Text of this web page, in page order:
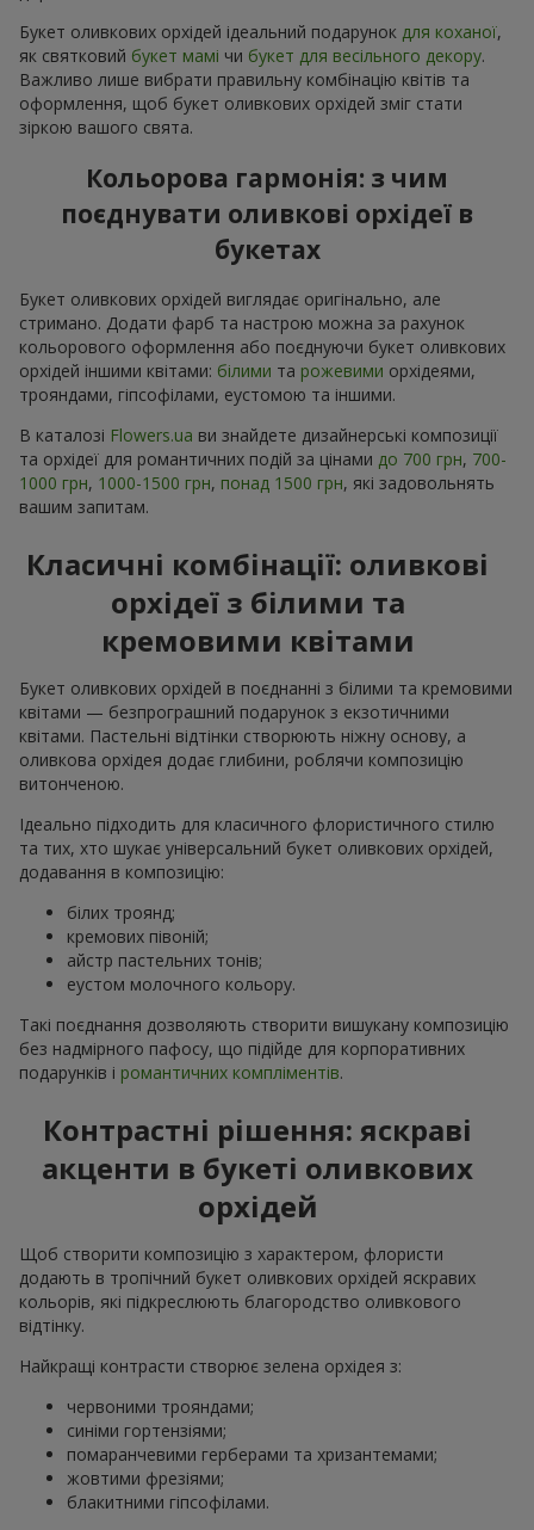
Букет оливкових орхідей ідеальний подарунок для коханої,
як святковий букет мамі чи букет для весільного декору.
Важливо лише вибрати правильну комбінацію квітів та
оформлення, щоб букет оливкових орхідей зміг стати
зіркою вашого свята.
Кольорова гармонія: з чим
поєднувати оливкові орхідеї в
букетах
Букет оливкових орхідей виглядає оригінально, але
стримано. Додати фарб та настрою можна за рахунок
кольорового оформлення або поєднуючи букет оливкових
орхідей іншими квітами: білими та рожевими орхідеями,
трояндами, гіпсофілами, еустомою та іншими.
В каталозі Flowers.ua ви знайдете дизайнерські композиції
та орхідеї для романтичних подій за цінами до 700 грн, 700-
1000 грн, 1000-1500 грн, понад 1500 грн, які задовольнять
вашим запитам.
Класичні комбінації: оливкові
орхідеї з білими та
кремовими квітами
Букет оливкових орхідей в поєднанні з білими та кремовими
квітами — безпрограшний подарунок з екзотичними
квітами. Пастельні відтінки створюють ніжну основу, а
оливкова орхідея додає глибини, роблячи композицію
витонченою.
Ідеально підходить для класичного флористичного стилю
та тих, хто шукає універсальний букет оливкових орхідей,
додавання в композицію:
білих троянд;
кремових півоній;
айстр пастельних тонів;
еустом молочного кольору.
Такі поєднання дозволяють створити вишукану композицію
без надмірного пафосу, що підійде для корпоративних
подарунків і романтичних компліментів.
Контрастні рішення: яскраві
акценти в букеті оливкових
орхідей
Щоб створити композицію з характером, флористи
додають в тропічний букет оливкових орхідей яскравих
кольорів, які підкреслюють благородство оливкового
відтінку.
Найкращі контрасти створює зелена орхідея з:
червоними трояндами;
синіми гортензіями;
помаранчевими герберами та хризантемами;
жовтими фрезіями;
блакитними гіпсофілами.